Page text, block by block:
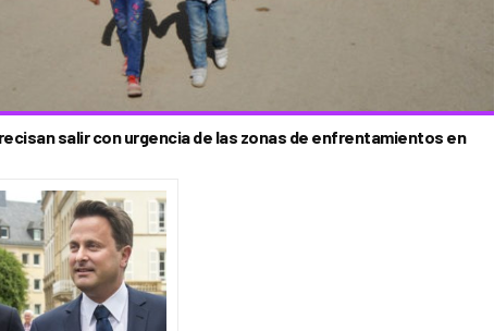
salir con urgencia de las zonas de enfrentamientos en